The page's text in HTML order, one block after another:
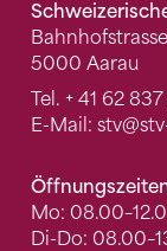
5000 Aarau
Tel. + 41 62
E-Mail: stv
Mo:
Di-Do: